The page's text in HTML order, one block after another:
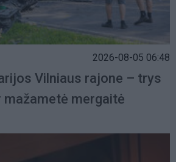
2026-08-05 06:48
Vilniaus rajone – trys
mažametė mergaitė